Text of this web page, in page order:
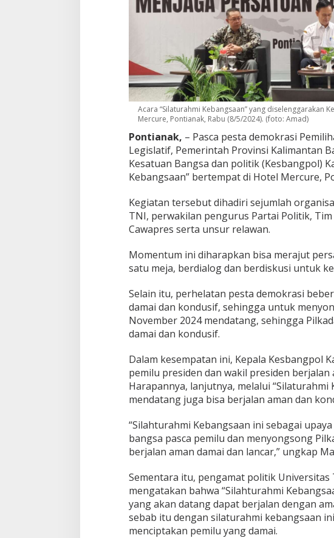
a
,
K
e
s
b
a
n
g
o
l
:
U
p
y
a
M
a
j
t
P
e
r
s
t
u
a
n
d
n
K
e
s
t
u
a
n
!
Acara “Silaturahmi Kebangsaan” yang diselenggarakan
Mercure, Pontianak, Rabu (8/5/2024). (foto: Amad)
Pontianak, – Pasca pesta demokrasi
Legislatif, Pemerintah Provinsi Kalimantan
Kesatuan Bangsa dan politik (Kesbangpol)
Kebangsaan” bertempat di Hotel Mercure,
Kegiatan tersebut dihadiri sejumlah
TNI, perwakilan pengurus Partai Politik,
Cawapres serta unsur relawan.
Momentum ini diharapkan bisa merajut
satu meja, berdialog dan berdiskusi untuk
Selain itu, perhelatan pesta demokrasi
damai dan kondusif, sehingga untuk
November 2024 mendatang, sehingga
damai dan kondusif.
Dalam kesempatan ini, Kepala Kesbangpol
pemilu presiden dan wakil presiden berjalan
Harapannya, lanjutnya, melalui “Silaturahmi
mendatang juga bisa berjalan aman dan
“Silahturahmi Kebangsaan ini sebagai
bangsa pasca pemilu dan menyongsong
berjalan aman damai dan lancar,” ungkap
Sementara itu, pengamat politik
mengatakan bahwa “Silahturahmi
yang akan datang dapat berjalan dengan
sebab itu dengan silaturahmi kebangsaan
menciptakan pemilu yang damai.